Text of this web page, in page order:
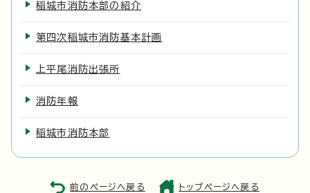
稲城市消防本部の紹介
第四次稲城市消防基本計画
上平尾消防出張所
消防年報
稲城市消防本部
前のページへ戻る トップページへ戻る